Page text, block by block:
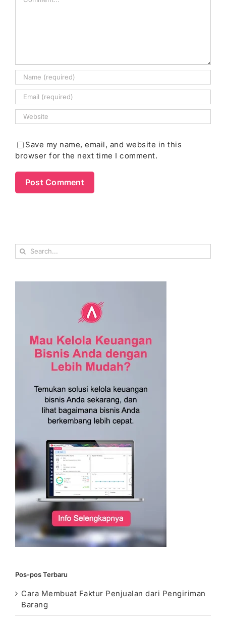
Save my name, email, and website in this
browser for the next time I comment.
Search
for:
Pos-pos Terbaru
Cara Membuat Faktur Penjualan dari Pengiriman
Barang